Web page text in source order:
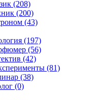
(208)
(200)
(43)
(197)
(56)
(42)
(81)
(38)
(0)